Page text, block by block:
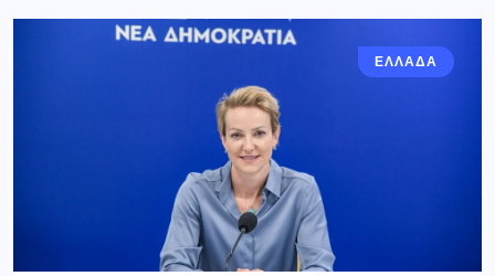
ΕΛΛΑΔΑ